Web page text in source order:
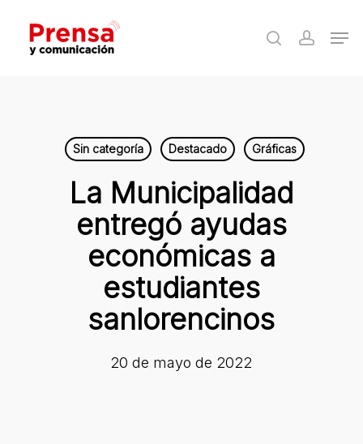
main
search
Sin categoría Destacado Gráficas
La Municipalidad
entregó ayudas
económicas a
estudiantes
sanlorencinos
20 de mayo de 2022